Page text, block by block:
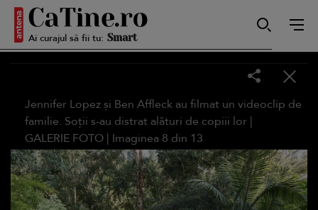
Ai curajul să fii tu:
Smart
Sensibilă
Puternică
Jennifer Lopez și Ben Affleck au filmat un videoclip de
familie. Soții s-au distrat alături de copiii lor |
GALERIE FOTO | Imaginea 8 din 13